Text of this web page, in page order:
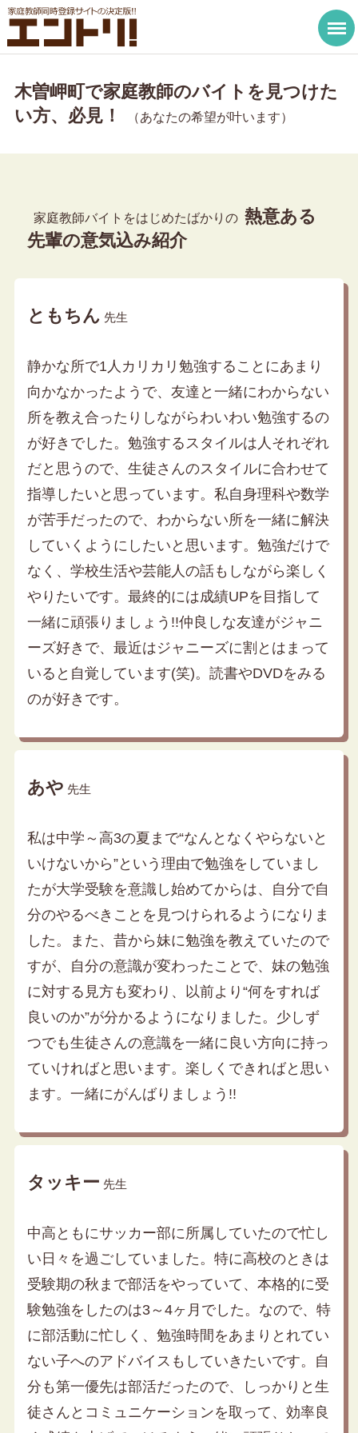
木曽岬町で家庭教師のバイトを見つけた
い方、必見！
（あなたの希望が叶います）
家庭教師バイトをはじめたばかりの 熱意ある
先輩の意気込み紹介
ともちん 先生
静かな所で1人カリカリ勉強することにあまり
向かなかったようで、友達と一緒にわからない
所を教え合ったりしながらわいわい勉強するの
が好きでした。勉強するスタイルは人それぞれ
だと思うので、生徒さんのスタイルに合わせて
指導したいと思っています。私自身理科や数学
が苦手だったので、わからない所を一緒に解決
していくようにしたいと思います。勉強だけで
なく、学校生活や芸能人の話もしながら楽しく
やりたいです。最終的には成績UPを目指して
一緒に頑張りましょう!!仲良しな友達がジャニ
ーズ好きで、最近はジャニーズに割とはまって
いると自覚しています(笑)。読書やDVDをみる
のが好きです。
あや 先生
私は中学～高3の夏まで“なんとなくやらないと
いけないから”という理由で勉強をしていまし
たが大学受験を意識し始めてからは、自分で自
分のやるべきことを見つけられるようになりま
した。また、昔から妹に勉強を教えていたので
すが、自分の意識が変わったことで、妹の勉強
に対する見方も変わり、以前より“何をすれば
良いのか”が分かるようになりました。少しず
つでも生徒さんの意識を一緒に良い方向に持っ
ていければと思います。楽しくできればと思い
ます。一緒にがんばりましょう!!
タッキー 先生
中高ともにサッカー部に所属していたので忙し
い日々を過ごしていました。特に高校のときは
受験期の秋まで部活をやっていて、本格的に受
験勉強をしたのは3～4ヶ月でした。なので、特
に部活動に忙しく、勉強時間をあまりとれてい
ない子へのアドバイスもしていきたいです。自
分も第一優先は部活だったので、しっかりと生
徒さんとコミュニケーションを取って、効率良